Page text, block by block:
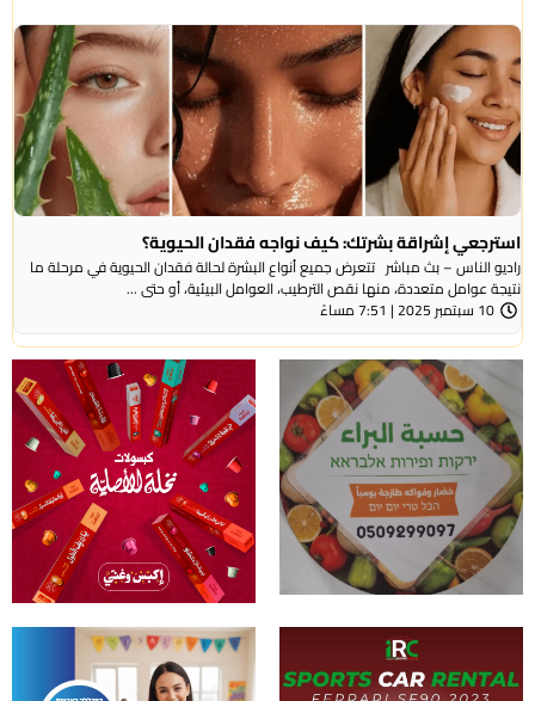
استرجعي إشراقة بشرتك: كيف نواجه فقدان الحيوية؟
راديو الناس – بث مباشر تتعرض جميع أنواع البشرة لحالة فقدان الحيوية في مرحلة ما
نتيجة عوامل متعددة، منها نقص الترطيب، العوامل البيئية، أو حتى ...
10 سبتمبر 2025 | 7:51 مساءً